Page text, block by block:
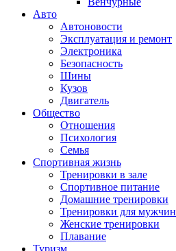
Авто
Автоновости
Эксплуатация и ремонт
Электроника
Безопасность
Шины
Кузов
Двигатель
Общество
Отношения
Психология
Семья
Спортивная жизнь
Тренировки в зале
Спортивное питание
Домашние тренировки
Тренировки для мужчин
Женские тренировки
Плавание
Туризм